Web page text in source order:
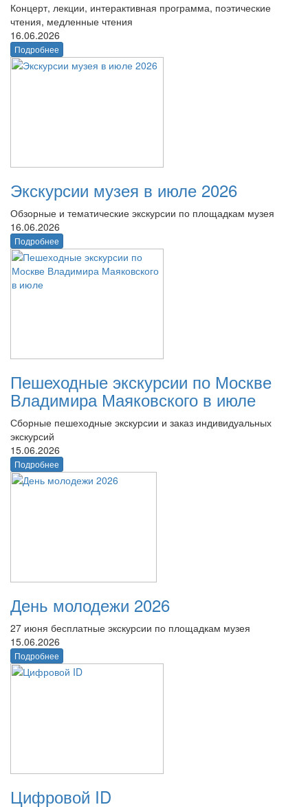
Концерт, лекции, интерактивная программа, поэтические
чтения, медленные чтения
16.06.2026
Подробнее
Экскурсии музея в июле 2026
Обзорные и тематические экскурсии по площадкам музея
16.06.2026
Подробнее
Пешеходные экскурсии по Москве
Владимира Маяковского в июле
Сборные пешеходные экскурсии и заказ индивидуальных
экскурсий
15.06.2026
Подробнее
День молодежи 2026
27 июня бесплатные экскурсии по площадкам музея
15.06.2026
Подробнее
Цифровой ID